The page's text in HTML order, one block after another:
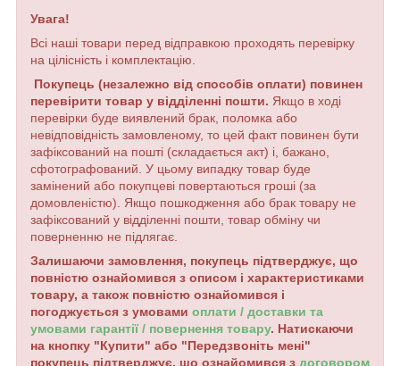
Увага!
Всі наші товари перед відправкою проходять перевірку
на цілісність і комплектацію.
Покупець (незалежно від способів оплати) повинен
перевірити товар у відділенні пошти. Якщо в ході
перевірки буде виявлений брак, поломка або
невідповідність замовленому, то цей факт повинен бути
зафіксований на пошті (складається акт) і, бажано,
сфотографований. У цьому випадку товар буде
замінений або покупцеві повертаються гроші (за
домовленістю). Якщо пошкодження або брак товару не
зафіксований у відділенні пошти, товар обміну чи
поверненню не підлягає.
Залишаючи замовлення, покупець підтверджує, що
повністю ознайомився з описом і характеристиками
товару, а також повністю ознайомився і
погоджується з умовами оплати / доставки та
умовами гарантії / повернення товару. Натискаючи
на кнопку "Купити" або "Передзвоніть мені"
покупець підтверджує, що ознайомився з договором